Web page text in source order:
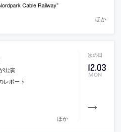
Cable Railway”
ほか
12.03
MON
出演
レポート
ほか